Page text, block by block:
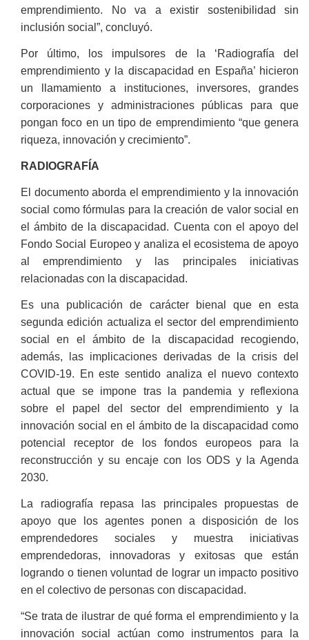
emprendimiento. No va a existir sostenibilidad sin
inclusión social”, concluyó.
Por último, los impulsores de la ‘Radiografía del
emprendimiento y la discapacidad en España’ hicieron
un llamamiento a instituciones, inversores, grandes
corporaciones y administraciones públicas para que
pongan foco en un tipo de emprendimiento “que genera
riqueza, innovación y crecimiento”.
RADIOGRAFÍA
El documento aborda el emprendimiento y la innovación
social como fórmulas para la creación de valor social en
el ámbito de la discapacidad. Cuenta con el apoyo del
Fondo Social Europeo y analiza el ecosistema de apoyo
al emprendimiento y las principales iniciativas
relacionadas con la discapacidad.
Es una publicación de carácter bienal que en esta
segunda edición actualiza el sector del emprendimiento
social en el ámbito de la discapacidad recogiendo,
además, las implicaciones derivadas de la crisis del
COVID-19. En este sentido analiza el nuevo contexto
actual que se impone tras la pandemia y reflexiona
sobre el papel del sector del emprendimiento y la
innovación social en el ámbito de la discapacidad como
potencial receptor de los fondos europeos para la
reconstrucción y su encaje con los ODS y la Agenda
2030.
La radiografía repasa las principales propuestas de
apoyo que los agentes ponen a disposición de los
emprendedores sociales y muestra iniciativas
emprendedoras, innovadoras y exitosas que están
logrando o tienen voluntad de lograr un impacto positivo
en el colectivo de personas con discapacidad.
“Se trata de ilustrar de qué forma el emprendimiento y la
innovación social actúan como instrumentos para la